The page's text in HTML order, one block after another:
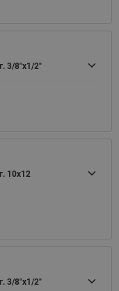
3/8"х1/2"
10x12
3/8"х1/2"